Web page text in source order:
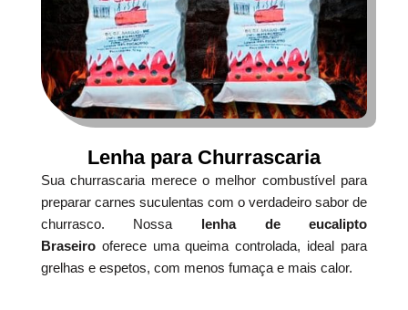
Lenha para Churrascaria
Sua churrascaria merece o melhor combustível para
preparar carnes suculentas com o verdadeiro sabor de
churrasco. Nossa lenha de eucalipto
Braseirooferece uma queima controlada, ideal para
grelhas e espetos, com menos fumaça e mais calor.